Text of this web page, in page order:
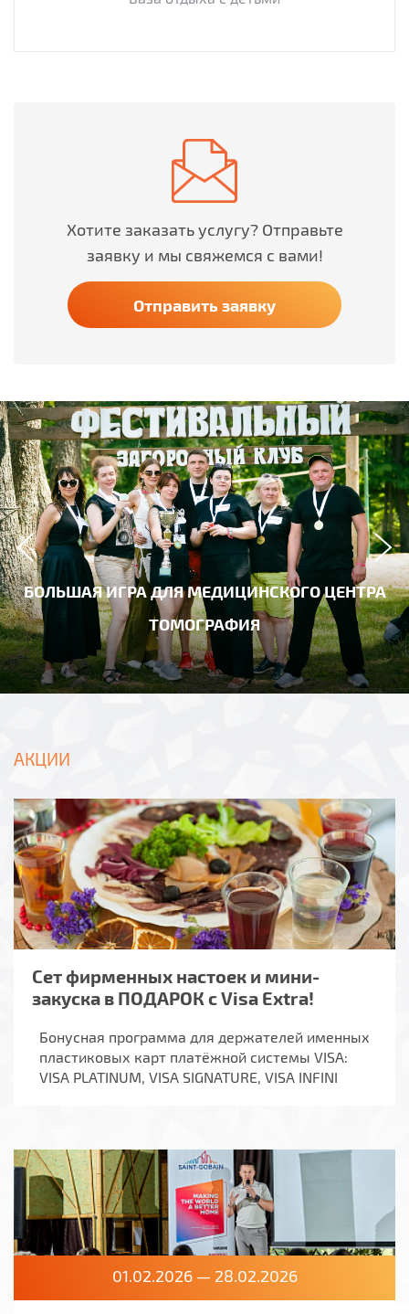
Хотите заказать услугу? Отправьте
заявку и мы свяжемся с вами!
Отправить заявку
БОЛЬШАЯ ИГРА ДЛЯ МЕДИЦИНСКОГО ЦЕНТРА
ТОМОГРАФИЯ
АКЦИИ
Сет фирменных настоек и мини-
закуска в ПОДАРОК с Visa Extra!
Бонусная программа для держателей именных
пластиковых карт платёжной системы VISA:
VISA PLATINUM, VISA SIGNATURE, VISA INFINI
01.02.2026 — 28.02.2026